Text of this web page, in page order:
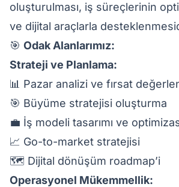
oluşturulması, iş süreçlerinin
ve dijital araçlarla
🎯 Odak Alanlarımız:
Strateji ve Planlama:
📊 Pazar analizi ve fırsat
🎯 Büyüme stratejisi oluşturma
💼 İş modeli tasarımı ve
📈 Go-to-market stratejisi
🗺️ Dijital dönüşüm roadmap’i
Operasyonel Mükemmellik: